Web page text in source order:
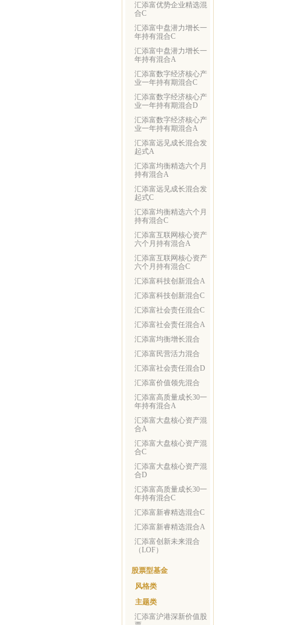
汇添富优势企业精选混
合C
汇添富中盘潜力增长一
年持有混合C
汇添富中盘潜力增长一
年持有混合A
汇添富数字经济核心产
业一年持有期混合C
汇添富数字经济核心产
业一年持有期混合D
汇添富数字经济核心产
业一年持有期混合A
汇添富远见成长混合发
起式A
汇添富均衡精选六个月
持有混合A
汇添富远见成长混合发
起式C
汇添富均衡精选六个月
持有混合C
汇添富互联网核心资产
六个月持有混合A
汇添富互联网核心资产
六个月持有混合C
汇添富科技创新混合A
汇添富科技创新混合C
汇添富社会责任混合C
汇添富社会责任混合A
汇添富均衡增长混合
汇添富民营活力混合
汇添富社会责任混合D
汇添富价值领先混合
汇添富高质量成长30一
年持有混合A
汇添富大盘核心资产混
合A
汇添富大盘核心资产混
合C
汇添富大盘核心资产混
合D
汇添富高质量成长30一
年持有混合C
汇添富新睿精选混合C
汇添富新睿精选混合A
汇添富创新未来混合
（LOF）
股票型基金
风格类
主题类
汇添富沪港深新价值股